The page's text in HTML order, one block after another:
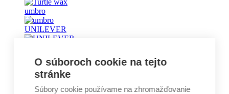
O súboroch cookie na tejto
stránke
Súbory cookie používame na zhromažďovanie
umbro
UNILEVER
Vademecum